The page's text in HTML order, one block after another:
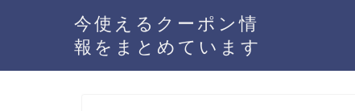
今使えるクーポン情
報をまとめています